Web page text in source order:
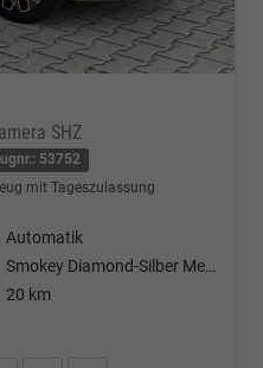
SHZ
53752
mit Tageszulassung
Automatik
Smokey Diamond-Silber Metallic
20 km